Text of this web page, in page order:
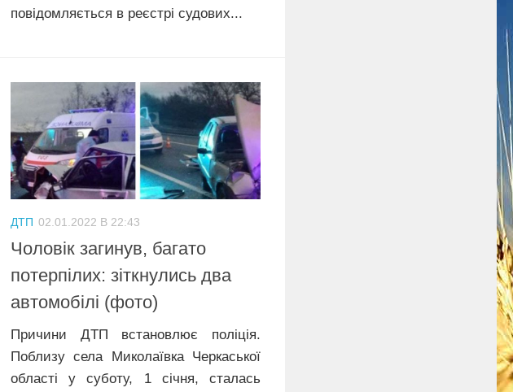
повідомляється в реєстрі судових...
ДТП 02.01.2022 В 22:43
Чоловік загинув, багато
потерпілих: зіткнулись два
автомобілі (фото)
Причини ДТП встановлює поліція.
Поблизу села Миколаївка Черкаської
області у суботу, 1 січня, сталась